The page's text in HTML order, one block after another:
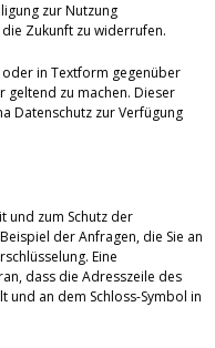
zur Nutzung
Zukunft zu widerrufen.
in Textform gegenüber
geltend zu machen. Dieser
Datenschutz zur Verfügung
und zum Schutz der
der Anfragen, die Sie an
Eine
dass die Adresszeile des
an dem Schloss-Symbol in